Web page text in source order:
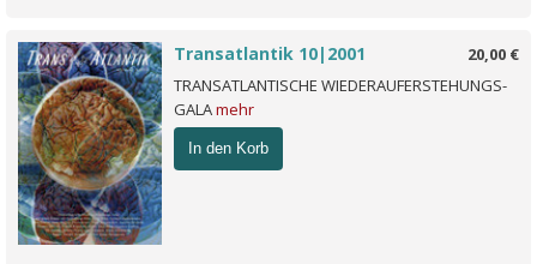
20,00 €
Transatlantik 10|2001
TRANSATLANTISCHE WIEDERAUFERSTEHUNGS-
GALAmehr
In den Korb